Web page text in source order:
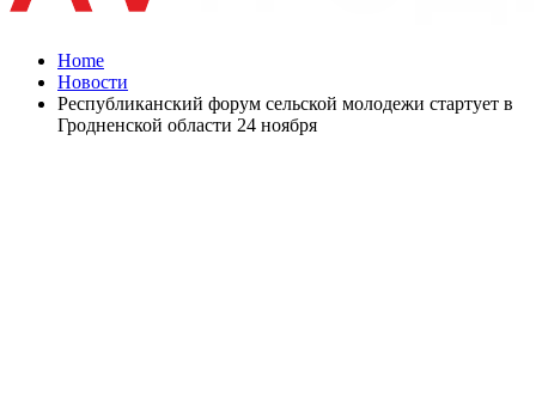
Home
Новости
Республиканский форум сельской молодежи стартует в
Гродненской области 24 ноября